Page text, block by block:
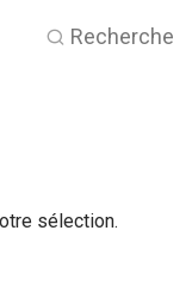
Recherche
sélection.